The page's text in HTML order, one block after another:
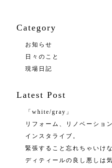
Category
お知らせ
日々のこと
現場日記
Latest Post
「white/gray」
リフォーム、リノベーショ
インスタライブ。
緊張すること忘れちゃいけな
ディティールの良し悪しは